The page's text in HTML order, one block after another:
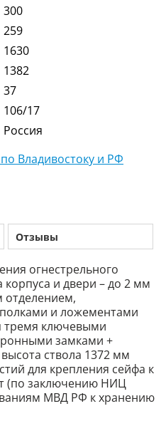
300
259
1630
1382
37
106/17
Россия
Владивостоку и РФ
Отзывы
огнестрельного
и двери – до 2 мм
и ложементами
тремя ключевыми
замками +
ствола 1372 мм
для крепления сейфа к
(по заключению НИЦ
МВД РФ к хранению